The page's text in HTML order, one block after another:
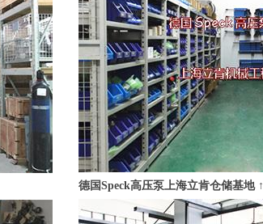
德国Speck高压泵上海立肯仓储基地 ↑